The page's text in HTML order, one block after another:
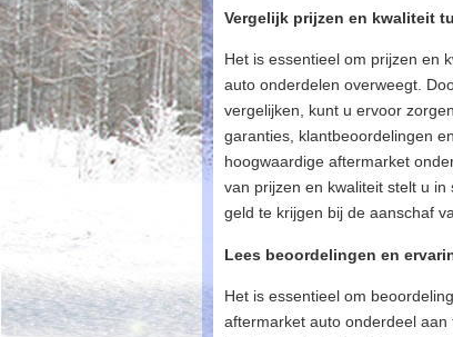
Vergelijk prijzen en kwaliteit
Het is essentieel om prijzen en
auto onderdelen overweegt.
vergelijken, kunt u ervoor
garanties, klantbeoordelingen
hoogwaardige aftermarket
van prijzen en kwaliteit stelt u
geld te krijgen bij de aanschaf
Lees beoordelingen en
Het is essentieel om
aftermarket auto onderdeel